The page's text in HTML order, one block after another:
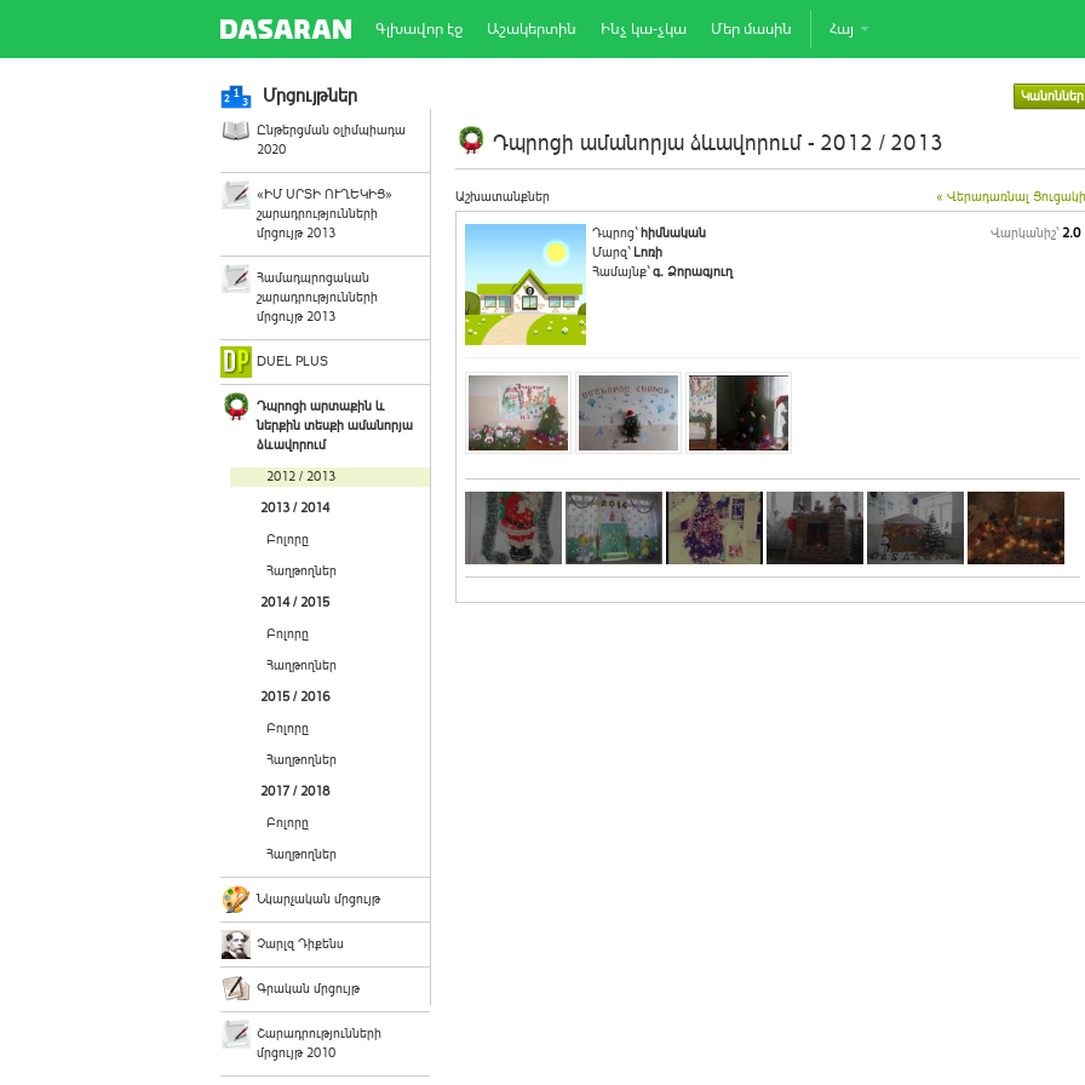
Գլխավոր էջ Աշակերտին Ինչ կա-չկա Մեր մասին Հայ
Մրցույթներ Կանոններ
Ընթերցման օլիմպիադա
2020
«ԻՄ ՍՐՏԻ ՈՒՂԵԿԻՑ»
շարադրությունների
մրցույթ 2013
Համադպրոցական
շարադրությունների
մրցույթ 2013
DUEL PLUS
Դպրոցի արտաքին և
ներքին տեսքի ամանորյա
ձևավորում
2012 / 2013
2013 / 2014
Բոլորը
Հաղթողներ
2014 / 2015
Բոլորը
Հաղթողներ
2015 / 2016
Բոլորը
Հաղթողներ
2017 / 2018
Բոլորը
Հաղթողներ
Նկարչական մրցույթ
Չարլզ Դիքենս
Գրական մրցույթ
Շարադրությունների
մրցույթ 2010
Դպրոցի ամանորյա ձևավորում - 2012 / 2013
Աշխատանքներ « Վերադառնալ
Դպրոց` հիմնական
Մարզ` Լոռի
Համայնք`գ. Ձորագյուղ
Վարկանիշ՝ 2.0